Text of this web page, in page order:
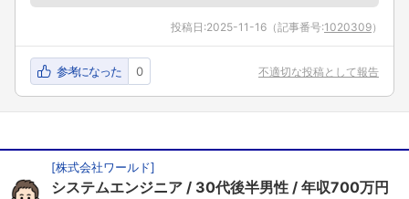
投稿日:2025-11-16 （記事番号:1020309）
参考になった 0 不適切な投稿として報告
[株式会社ワールド]
システムエンジニア 30代後半男性
年収700万円